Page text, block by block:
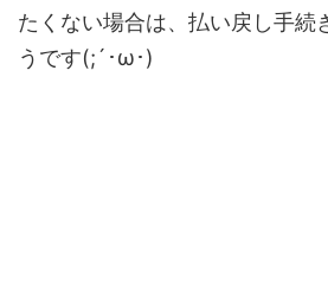
たくない場合は、払い戻し手続
うです(;´･ω･)